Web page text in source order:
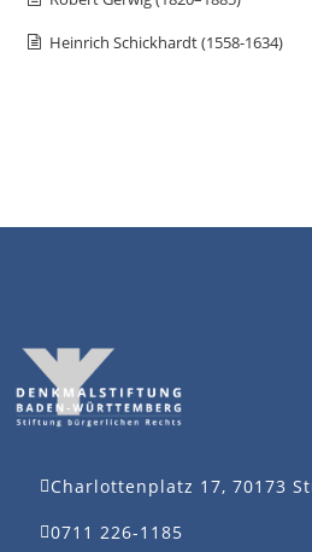
Heinrich Schickhardt (1558-1634)
Charlottenplatz 17, 70173
0711 226-1185